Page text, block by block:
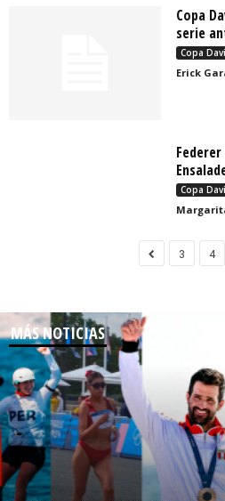
Copa
serie
Copa
Erick
Copa
3 4
MÁS NOTICIAS